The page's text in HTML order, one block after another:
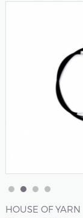
HOUSE OF YARN